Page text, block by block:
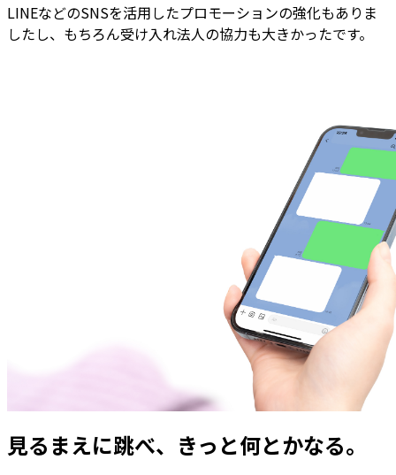
LINEなどのSNSを活用したプロモーションの強化もありま
したし、もちろん受け入れ法人の協力も大きかったです。
見るまえに跳べ、きっと何とかなる。